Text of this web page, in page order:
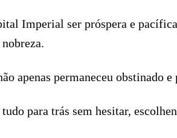
Imperial ser próspera e
apenas permaneceu
para trás sem hesitar,